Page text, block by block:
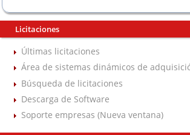
Licitaciones
Últimas licitaciones
Área de sistemas dinámicos de
Búsqueda de licitaciones
Descarga de Software
Soporte empresas (Nueva ventana)